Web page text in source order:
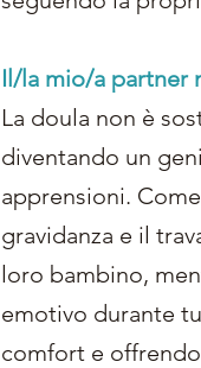
Il/la mio/a partner
La doula non è
diventando un
apprensioni.
gravidanza e il
loro bambino,
emotivo durante
comfort e